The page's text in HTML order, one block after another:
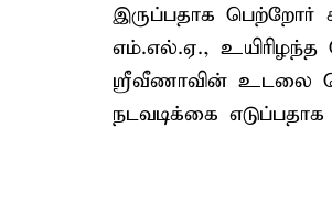
இருப்பதாக பெற்றோர்
எம்.எல்.ஏ., உயிரிழந்த
ஸ்ரீவீணாவின் உடலை
நடவடிக்கை